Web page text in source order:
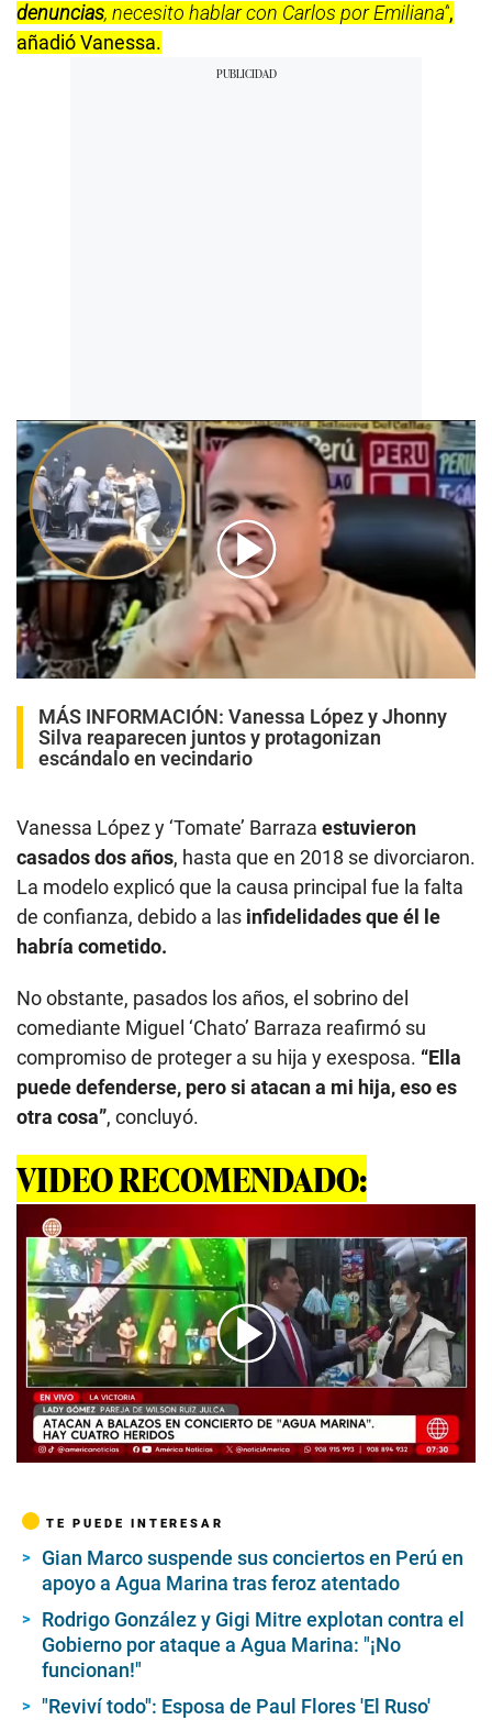
denuncias, necesito hablar con Carlos por Emiliana”,
añadió Vanessa.
00:00 04:45
MÁS INFORMACIÓN: Vanessa López y Jhonny
Silva reaparecen juntos y protagonizan
escándalo en vecindario
Vanessa López y ‘Tomate’ Barraza estuvieron
casados dos años, hasta que en 2018 se divorciaron.
La modelo explicó que la causa principal fue la falta
de confianza, debido a las infidelidades que él le
habría cometido.
No obstante, pasados los años, el sobrino del
comediante Miguel ‘Chato’ Barraza reafirmó su
compromiso de proteger a su hija y exesposa. “Ella
puede defenderse, pero si atacan a mi hija, eso es
otra cosa”, concluyó.
VIDEO RECOMENDADO:
00:00/05:18
TE PUEDE INTERESAR
Gian Marco suspende sus conciertos en Perú en
apoyo a Agua Marina tras feroz atentado
Rodrigo González y Gigi Mitre explotan contra el
Gobierno por ataque a Agua Marina: "¡No
funcionan!"
"Reviví todo": Esposa de Paul Flores 'El Ruso'